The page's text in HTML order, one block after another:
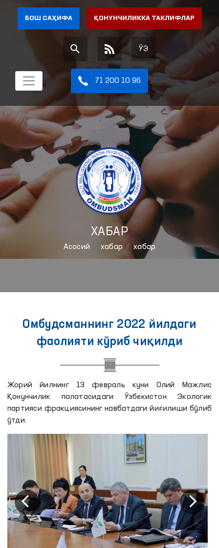
БОШ САҲИФА ҚОНУНЧИЛИККА ТАКЛИФЛАР
ЎЗ
71 200 10 96
ХАБАР
Aсосий хабар хабар
Омбудсманнинг 2022 йилдаги
фаолияти кўриб чиқилди
Жорий йилнинг 13 февраль куни Олий Мажлис
Қонунчилик палатасидаги Ўзбекистон Экологик
партияси фракциясининг навбатдаги йиғилиши бўлиб
ўтди.